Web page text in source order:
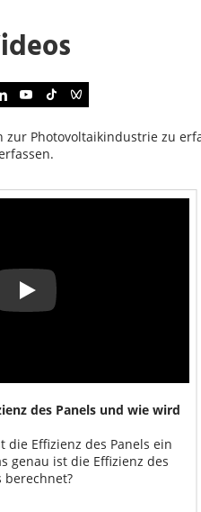
Photovoltaikindustrie zu
Play
des Panels und wie wird
Effizienz des Panels ein
genau ist die Effizienz des
berechnet?